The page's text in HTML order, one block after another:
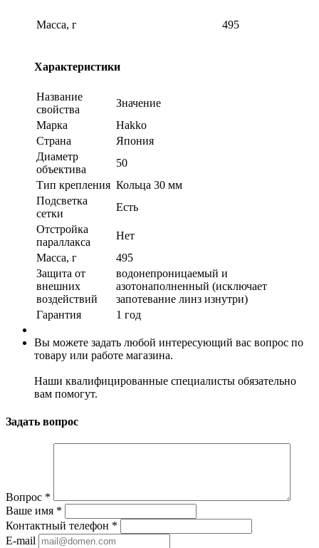
Масса, г 495
Характеристики
Название
свойства
Значение
Марка
Hakko
Страна
Япония
Диаметр
объектива
50
Тип крепления Кольца 30 мм
Подсветка
сетки
Есть
Отстройка
параллакса
Нет
Масса, г
495
Защита от
внешних
воздействий
водонепроницаемый и
азотонаполненный (исключает
запотевание линз изнутри)
Гарантия
1 год
Вы можете задать любой интересующий вас вопрос по
товару или работе магазина.
Наши квалифицированные специалисты обязательно
вам помогут.
Задать вопрос
Вопрос *
Ваше имя *
Контактный телефон *
E-mail